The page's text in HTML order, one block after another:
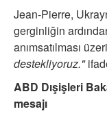
Jean-Pierre,
gerginliğin
anımsatılması
destekliyoruz."
ABD Dışişleri
mesajı